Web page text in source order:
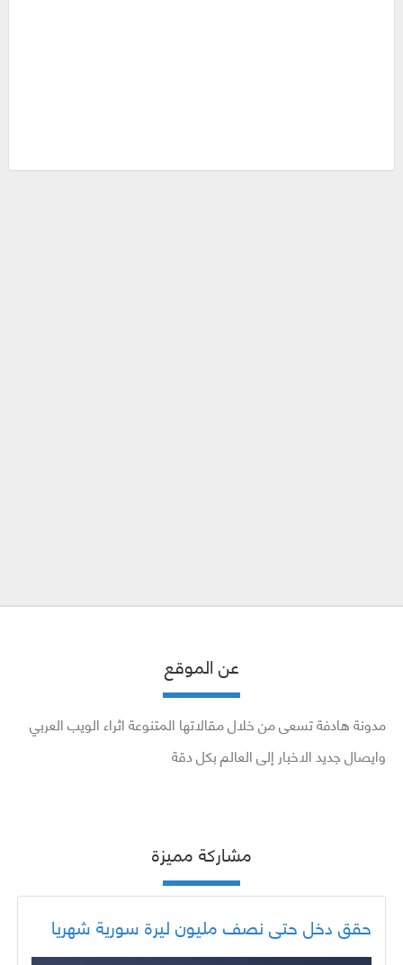
عن الموقع
مدونة هادفة تسعى من خلال مقالاتها المتنوعة اثراء الويب العربي
وايصال جديد الاخبار إلى العالم بكل دقة
مشاركة مميزة
حقق دخل حتى نصف مليون ليرة سورية شهريا